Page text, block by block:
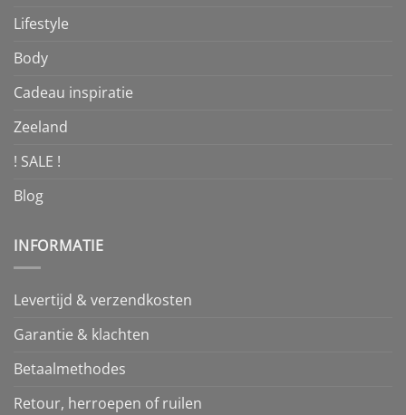
Lifestyle
Body
Cadeau inspiratie
Zeeland
! SALE !
Blog
INFORMATIE
Levertijd & verzendkosten
Garantie & klachten
Betaalmethodes
Retour, herroepen of ruilen